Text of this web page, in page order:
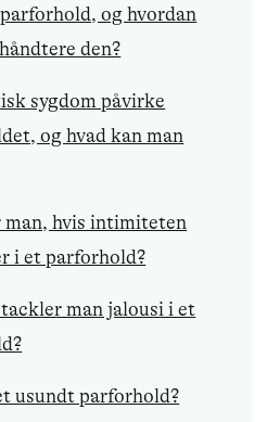
og hvordan
den?
sygdom påvirke
og hvad kan man
man, hvis intimiteten
i et parforhold?
man jalousi i et
usundt parforhold?